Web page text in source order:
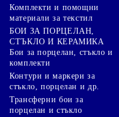
Комплекти и помощни
материали за текстил
БОИ ЗА ПОРЦЕЛАН,
СТЪКЛО И КЕРАМИКА
Бои за порцелан, стъкло и
комплекти
Контури и маркери за
стъкло, порцелан и др.
Трансферни бои за
порцелан и стъкло